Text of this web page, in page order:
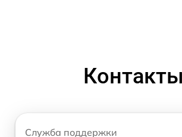
Контакты
Служба поддержки